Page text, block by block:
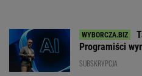
Programiści
SUBSKRYPCJA